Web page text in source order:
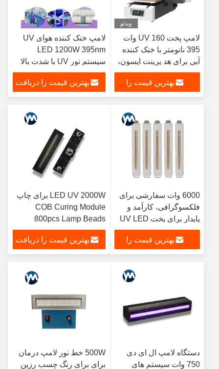
ویدئو
لامپ پخت UV 160 وات
395 نانومتر با خنک کننده
آبی برای هد پرینت اپسون،
جوهر UV و لاک خشک کن
بهترین قیمت را
لامپ خنک کننده هوای UV
LED 1200W 395nm
سیستم نور UV با شدت بالا
برای ماشین چاپ آفست
Flexoبهترین قیمت را دریافت
6000 وات سفارشی برای
فلکسوگرافی، کارآمد و
پایدار برای پخت UV LED
چاپ افست
بهترین قیمت را
LED UV 2000W برای چاپ
COB Curing Module
800pcs Lamp Beads
بهترین قیمت را دریافت
دستگاه لامپ ال ای دی
750 وات سیستم های
500W خط نور لامپ درمان
برای برای رنگ چسب رزین